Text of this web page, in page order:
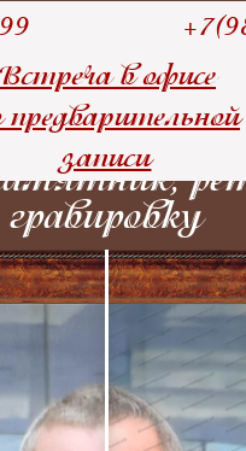
Встреча в офисе
предварительной
записи
гравировку